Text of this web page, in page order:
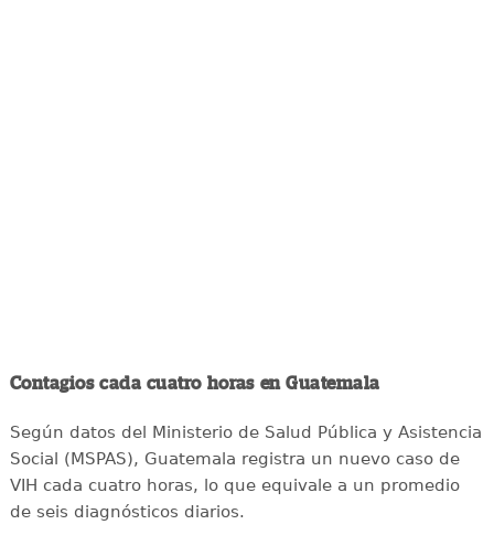
Contagios cada cuatro horas en Guatemala
Según datos del Ministerio de Salud Pública y Asistencia
Social (MSPAS), Guatemala registra un nuevo caso de
VIH cada cuatro horas, lo que equivale a un promedio
de seis diagnósticos diarios.